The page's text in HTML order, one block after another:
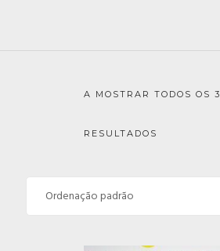
A MOSTRAR TODOS OS 3
RESULTADOS